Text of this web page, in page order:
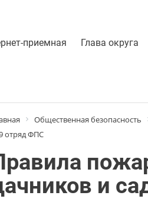
приемная Глава округа
Общественная безопасность
отряд ФПС
и